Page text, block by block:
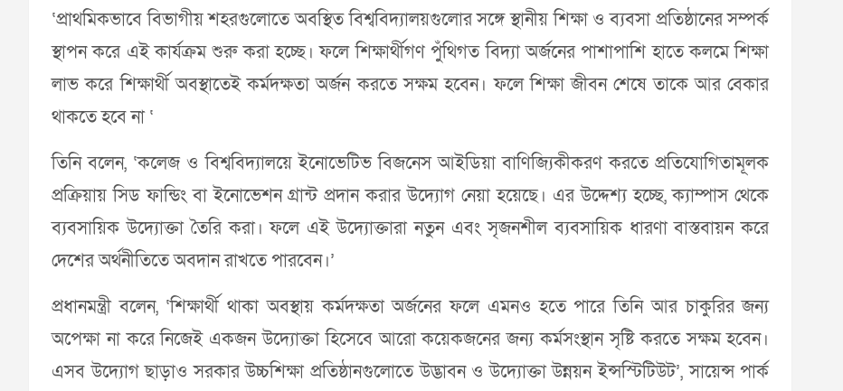
‘প্রাথমিকভাবে বিভাগীয় শহরগুলোতে অবস্থিত বিশ্ববিদ্যালয়গুলোর সঙ্গে স্থানীয় শিক্ষা ও ব্যবসা প্রতিষ্ঠানের সম্পর্ক
স্থাপন করে এই কার্যক্রম শুরু করা হচ্ছে। ফলে শিক্ষার্থীগণ পুঁথিগত বিদ্যা অর্জনের পাশাপাশি হাতে কলমে শিক্ষা
লাভ করে শিক্ষার্থী অবস্থাতেই কর্মদক্ষতা অর্জন করতে সক্ষম হবেন। ফলে শিক্ষা জীবন শেষে তাকে আর বেকার
থাকতে হবে না ‘
তিনি বলেন, ‘কলেজ ও বিশ্ববিদ্যালয়ে ইনোভেটিভ বিজনেস আইডিয়া বাণিজ্যিকীকরণ করতে প্রতিযোগিতামূলক
প্রক্রিয়ায় সিড ফান্ডিং বা ইনোভেশন গ্রান্ট প্রদান করার উদ্যোগ নেয়া হয়েছে। এর উদ্দেশ্য হচ্ছে, ক্যাম্পাস থেকে
ব্যবসায়িক উদ্যোক্তা তৈরি করা। ফলে এই উদ্যোক্তারা নতুন এবং সৃজনশীল ব্যবসায়িক ধারণা বাস্তবায়ন করে
দেশের অর্থনীতিতে অবদান রাখতে পারবেন।’
প্রধানমন্ত্রী বলেন, ‘শিক্ষার্থী থাকা অবস্থায় কর্মদক্ষতা অর্জনের ফলে এমনও হতে পারে তিনি আর চাকুরির জন্য
অপেক্ষা না করে নিজেই একজন উদ্যোক্তা হিসেবে আরো কয়েকজনের জন্য কর্মসংস্থান সৃষ্টি করতে সক্ষম হবেন।
এসব উদ্যোগ ছাড়াও সরকার উচ্চশিক্ষা প্রতিষ্ঠানগুলোতে উদ্ভাবন ও উদ্যোক্তা উন্নয়ন ইন্সস্টিটিউট’, সায়েন্স পার্ক